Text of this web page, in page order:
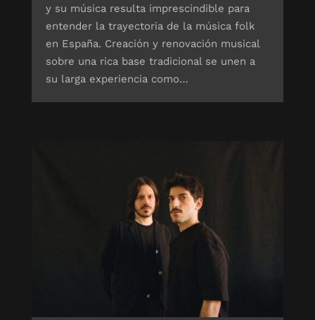
y su música resulta imprescindible para
entender la trayectoria de la música folk
en España. Creación y renovación musical
sobre una rica base tradicional se unen a
su larga experiencia como…